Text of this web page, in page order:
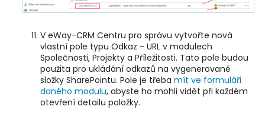
V eWay-CRM Centru pro správu vytvořte nová
vlastní pole typu Odkaz - URL v modulech
Společnosti, Projekty a Příležitosti. Tato pole budou
použita pro ukládání odkazů na vygenerované
složky SharePointu. Pole je třeba mít ve formuláři
daného modulu, abyste ho mohli vidět při každém
otevření detailu položky.